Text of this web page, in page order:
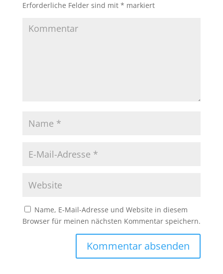
Erforderliche Felder sind mit * markiert
Name, E-Mail-Adresse und Website in diesem
Browser für meinen nächsten Kommentar speichern.